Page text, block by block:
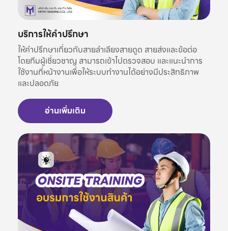
บริการให้คำปรึกษา
ให้คำปรึกษาเกี่ยวกับสายลำเลียงสายดูด สายส่งและข้อต่อ
โดยทีมผู้เชี่ยวชาญ สามารถเข้าไปตรวจสอบ และแนะนำการ
ใช้งานที่หน้างานเพื่อให้ระบบทำงานได้อย่างมีประสิทธิภาพ
และปลอดภัย
อ่านเพิ่มเติม